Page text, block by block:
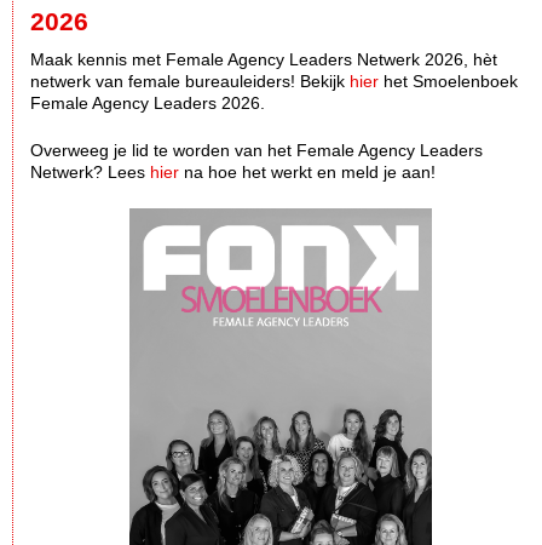
2026
Maak kennis met Female Agency Leaders Netwerk 2026, hèt
netwerk van female bureauleiders! Bekijk hier het Smoelenboek
Female Agency Leaders 2026.
Overweeg je lid te worden van het Female Agency Leaders
Netwerk? Lees hier na hoe het werkt en meld je aan!